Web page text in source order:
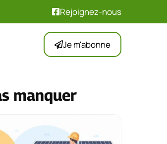
Rejoignez-nous
Je m'abonne
manquer